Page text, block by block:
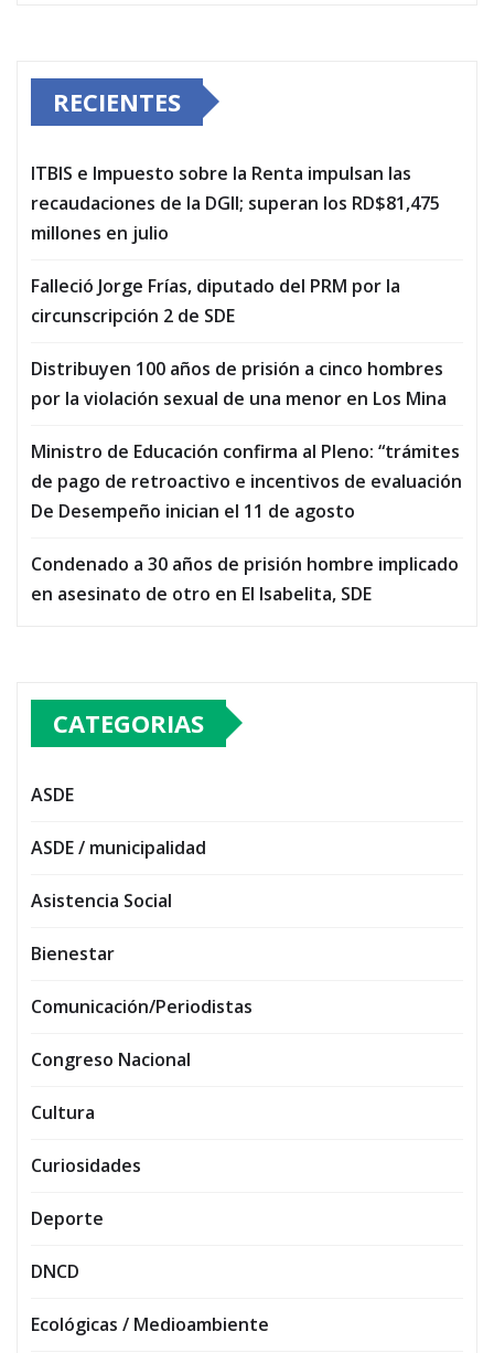
RECIENTES
ITBIS e Impuesto sobre la Renta impulsan las
recaudaciones de la DGII; superan los RD$81,475
millones en julio
Falleció Jorge Frías, diputado del PRM por la
circunscripción 2 de SDE
Distribuyen 100 años de prisión a cinco hombres
por la violación sexual de una menor en Los Mina
Ministro de Educación confirma al Pleno: “trámites
de pago de retroactivo e incentivos de evaluación
De Desempeño inician el 11 de agosto
Condenado a 30 años de prisión hombre implicado
en asesinato de otro en El Isabelita, SDE
CATEGORIAS
ASDE
ASDE / municipalidad
Asistencia Social
Bienestar
Comunicación/Periodistas
Congreso Nacional
Cultura
Curiosidades
Deporte
DNCD
Ecológicas / Medioambiente